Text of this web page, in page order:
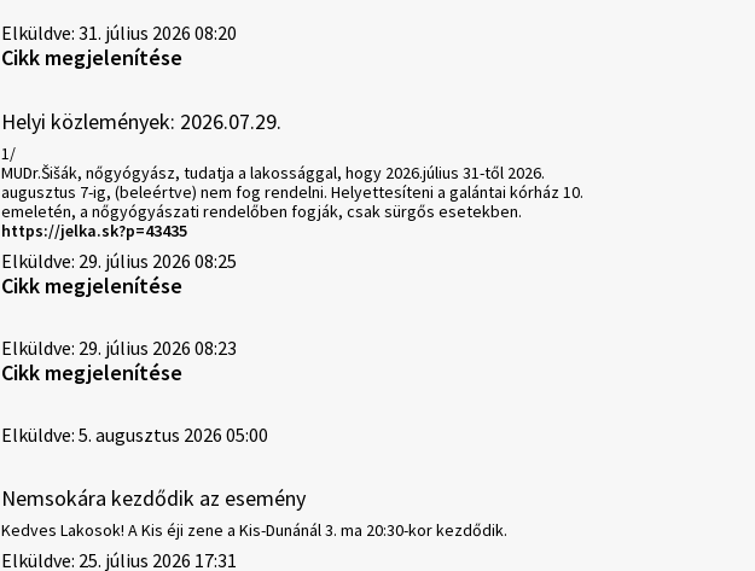
Elküldve: 31. július 2026 08:20
Cikk megjelenítése
Helyi közlemények: 2026.07.29.
1/
MUDr.Šišák, nőgyógyász, tudatja a lakossággal, hogy 2026.július 31-től 2026.
augusztus 7-ig, (beleértve) nem fog rendelni. Helyettesíteni a galántai kórház 10.
emeletén, a nőgyógyászati rendelőben fogják, csak sürgős esetekben.
https://jelka.sk?p=43435
Elküldve: 29. július 2026 08:25
Cikk megjelenítése
Elküldve: 29. július 2026 08:23
Cikk megjelenítése
Elküldve: 5. augusztus 2026 05:00
Nemsokára kezdődik az esemény
Kedves Lakosok! A Kis éji zene a Kis-Dunánál 3. ma 20:30-kor kezdődik.
Elküldve: 25. július 2026 17:31